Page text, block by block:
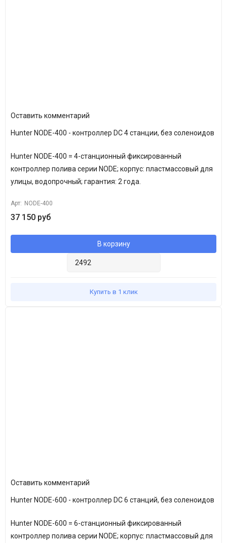
Оставить комментарий
Hunter NODE-400 - контроллер DC 4 станции, без соленоидов
Hunter NODE-400 = 4-станционный фиксированный
контроллер полива серии NODE; корпус: пластмассовый для
улицы, водопрочный; гарантия: 2 года.
Арт: NODE-400
37 150 руб
В корзину
Купить в 1 клик
Оставить комментарий
Hunter NODE-600 - контроллер DC 6 станций, без соленоидов
Hunter NODE-600 = 6-станционный фиксированный
контроллер полива серии NODE; корпус: пластмассовый для